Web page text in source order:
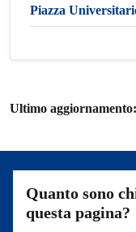
Piazza
Ultimo aggiornamento:
Quanto sono
questa pagina?